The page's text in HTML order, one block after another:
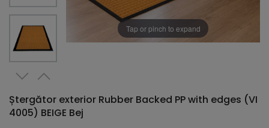
Tap or pinch to expand
Ștergător exterior Rubber Backed PP with edges (VI
4005) BEIGE Bej